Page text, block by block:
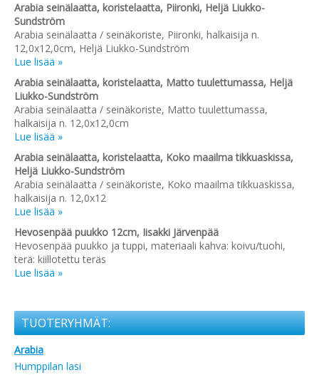
Arabia seinälaatta, koristelaatta, Piironki, Heljä Liukko-
Sundström
Arabia seinälaatta / seinäkoriste, Piironki, halkaisija n.
12,0x12,0cm, Heljä Liukko-Sundström
Lue lisää »
Arabia seinälaatta, koristelaatta, Matto tuulettumassa, Heljä
Liukko-Sundström
Arabia seinälaatta / seinäkoriste, Matto tuulettumassa,
halkaisija n. 12,0x12,0cm
Lue lisää »
Arabia seinälaatta, koristelaatta, Koko maailma tikkuaskissa,
Heljä Liukko-Sundström
Arabia seinälaatta / seinäkoriste, Koko maailma tikkuaskissa,
halkaisija n. 12,0x12
Lue lisää »
Hevosenpää puukko 12cm, Iisakki Järvenpää
Hevosenpää puukko ja tuppi, materiaali kahva: koivu/tuohi,
terä: kiillotettu teräs
Lue lisää »
TUOTERYHMÄT:
Arabia
Humppilan lasi